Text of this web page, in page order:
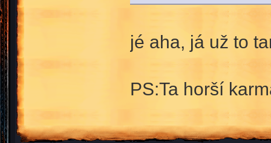
jé aha, já už to
PS:Ta horší